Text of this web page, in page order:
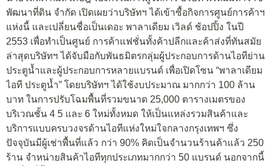
พัฒนาที่ดิน จำกัด เปิดเผยว่าบริษัทฯ ได้เข้าซื้อกิจการศูนย์การค้าฯ
แห่งนี้ และเปลี่ยนชื่อเป็นเดอะ พาลาเดียม เวิลด์ ช้อปปิ้ง ในปี
2553 เพื่อทำเป็นศูนย์ การค้าแฟชั่นทั้งค้าปลีกและค้าส่งที่ทันสมัย
ล่าสุดบริษัทฯ ได้จับมือกับพันธมิตรกลุ่มผู้ประกอบการด้านไอทีย่าน
ประตูน้ำและผู้ประกอบการหลายแบรนด์ เพื่อเปิดโซน “พาลาเดียม
ไอที ประตูน้ำ” โดยบริษัทฯ ได้ใช้งบประมาณ มากกว่า 100 ล้าน
บาท ในการปรับโฉมพื้นที่รวมขนาด 25,000 ตารางเมตรของ
บริเวณชั้น 4 5 และ 6 ใหม่ทั้งหมด ให้เป็นแหล่งรวมสินค้าและ
บริการแบบครบวงจรด้านไอทีแห่งใหม่ใจกลางกรุงเทพฯ ซึ่ง
ปัจจุบันมีผู้เช่าพื้นที่แล้ว กว่า 90% คิดเป็นจำนวนร้านค้าแล้ว 250
ร้าน จำหน่ายสินค้าไอทีทุกประเภทมากกว่า 50 แบรนด์ นอกจากนี้